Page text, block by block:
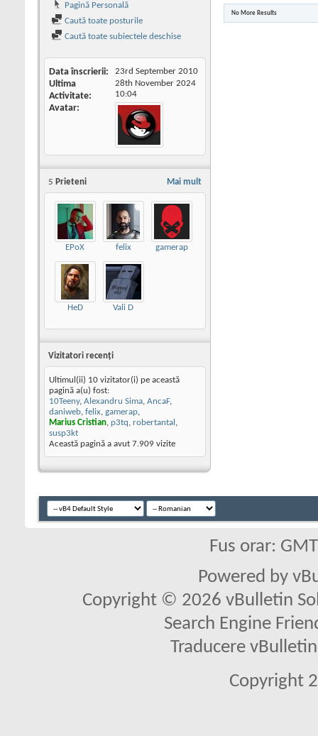
Pagină Personală
Caută toate posturile
Caută toate subiectele deschise
Data înscrierii 23rd September 2010
Ultima
Activitate
28th November 2024
10:04
Avatar
Mai mult
5 Prieteni
EPoX felix gamerap
HeD Vali D
Vizitatori recenţi
Ultimul(ii) 10 vizitator(i) pe această
pagină a(u) fost:
10Teeny, Alexandru Sima, AncaF,
daniweb, felix, gamerap,
Marius Cristian, p3tq, robertantal ,
susp3kt
Această pagină a avut 7.909 vizite
No More Results
Fus orar:
Powered by
Copyright © 2026 vBulletin
Search Engine
Traducere
Copyright